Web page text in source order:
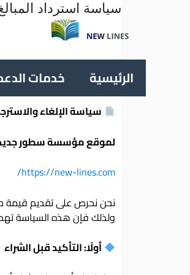
الرئيسية خدمات
سياسة استرداد
سياسة الإلغاء
لموقع مؤسسة سطور
https://new-lines.com/
نحن نحرص على تقديم قيمة
ولذلك فإن هذه السياسة
أولًا: التأكيد قبل الشراء